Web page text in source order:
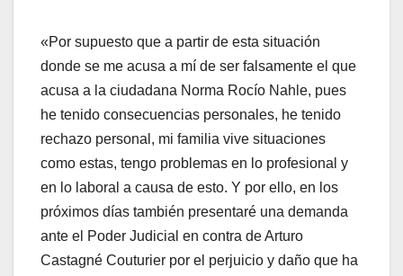
«Por supuesto que a partir de esta situación
donde se me acusa a mí de ser falsamente el que
acusa a la ciudadana Norma Rocío Nahle, pues
he tenido consecuencias personales, he tenido
rechazo personal, mi familia vive situaciones
como estas, tengo problemas en lo profesional y
en lo laboral a causa de esto. Y por ello, en los
próximos días también presentaré una demanda
ante el Poder Judicial en contra de Arturo
Castagné Couturier por el perjuicio y daño que ha